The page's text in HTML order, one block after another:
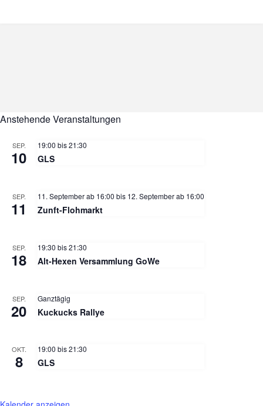
Anstehende Veranstaltungen
SEP.
10
19:00 bis21:30
GLS
SEP.
11
11. September ab 16:00 bis 12. September ab 16:00
Zunft-Flohmarkt
SEP.
18
19:30 bis21:30
Alt-Hexen Versammlung GoWe
SEP.
20
Ganztägig
Kuckucks Rallye
OKT.
8
19:00 bis21:30
GLS